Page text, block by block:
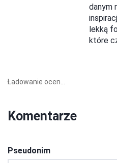
danym
lekką
które
Ładowanie ocen...
Komentarze
Pseudonim